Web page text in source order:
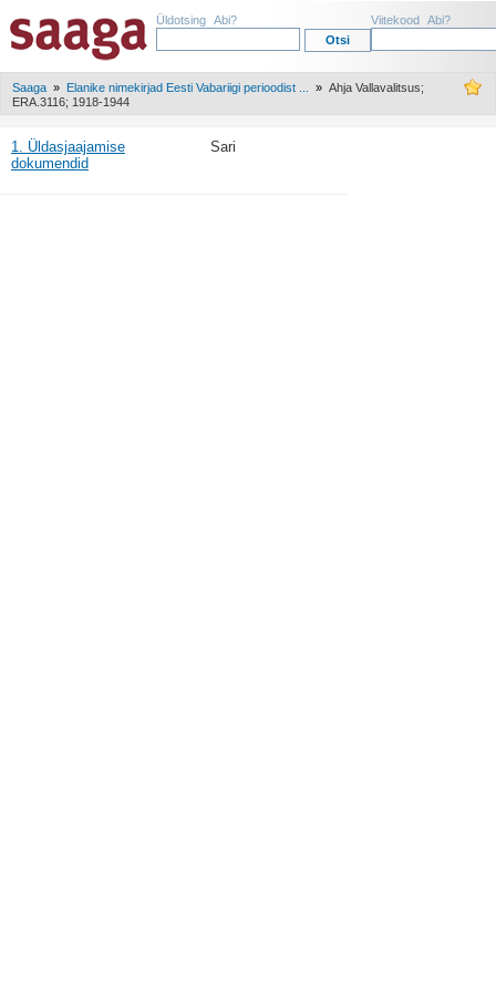
Üldotsing Abi? Viitekood Abi?
Saaga » Elanike nimekirjad Eesti Vabariigi perioodist ... » Ahja Vallavalitsus;
ERA.3116; 1918-1944
1. Üldasjaajamise
dokumendid
Sari